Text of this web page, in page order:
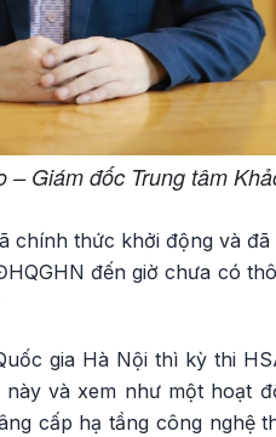
– Giám đốc Trung tâm
chính thức khởi động và
đến giờ chưa có
gia Hà Nội thì kỳ thi
và xem như một hoạt
cấp hạ tầng công nghệ